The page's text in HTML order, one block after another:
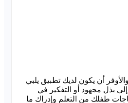
أن يكون لديك تطبيق يلبي
بذل مجهود أو التفكير في
طفلك من التعلم وإدراك ما